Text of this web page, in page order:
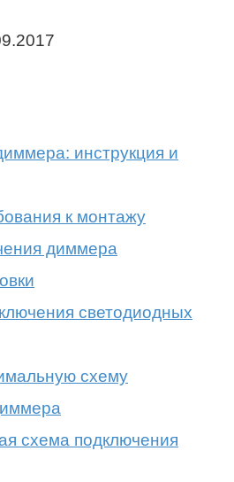
инструкция и
к монтажу
диммера
светодиодных
схему
схема подключения